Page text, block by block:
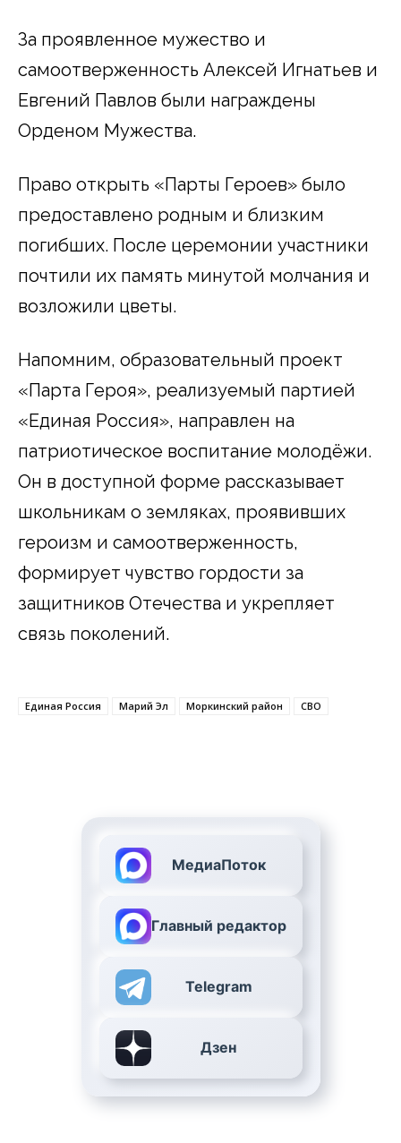
За проявленное мужество и
самоотверженность Алексей Игнатьев и
Евгений Павлов были награждены
Орденом Мужества.
Право открыть «Парты Героев» было
предоставлено родным и близким
погибших. После церемонии участники
почтили их память минутой молчания и
возложили цветы.
Напомним, образовательный проект
«Парта Героя», реализуемый партией
«Единая Россия», направлен на
патриотическое воспитание молодёжи.
Он в доступной форме рассказывает
школьникам о земляках, проявивших
героизм и самоотверженность,
формирует чувство гордости за
защитников Отечества и укрепляет
связь поколений.
Единая Россия Марий Эл Моркинский район СВО
МедиаПоток
Главный редактор
Telegram
Дзен